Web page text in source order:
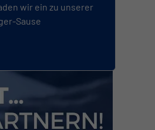
wir ein zu unserer
Sause